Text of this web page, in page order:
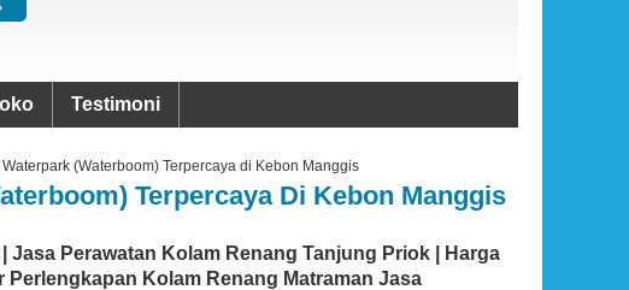
Testimoni
(Waterboom) Terpercaya di Kebon Manggis
Terpercaya Di Kebon Manggis
Perawatan Kolam Renang Tanjung Priok | Harga
Kolam Renang Matraman Jasa